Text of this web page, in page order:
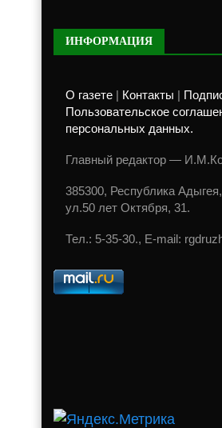
ИНФОРМАЦИЯ
О газете Контакты
Пользовательское
персональных данных.
Главный редактор —
385300, Республика
ул.50 лет Октября, 31.
Тел.: 5-35-30., E-mail: